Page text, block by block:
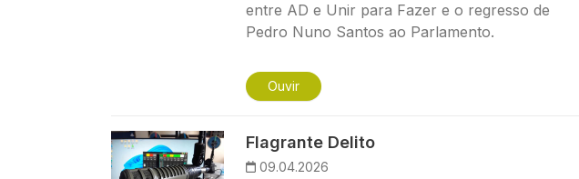
entre AD e Unir para Fazer e o regresso de
Pedro Nuno Santos ao Parlamento.
Ouvir
Imagem Flagrante Delito
09.04.2026